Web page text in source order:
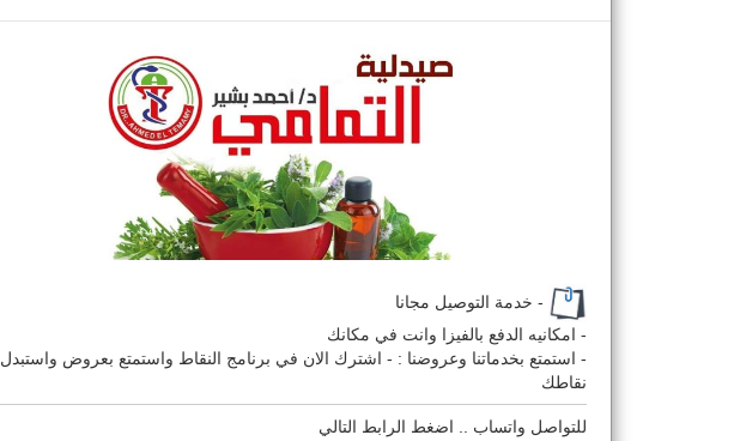
- خدمة التوصيل مجانا
- امكانيه الدفع بالفيزا وانت في مكانك
- استمتع بخدماتنا وعروضنا : - اشترك الان في برنامج النقاط واستمتع بعروض واستبدل
نقاطك
للتواصل واتساب .. اضغط الرابط التالي